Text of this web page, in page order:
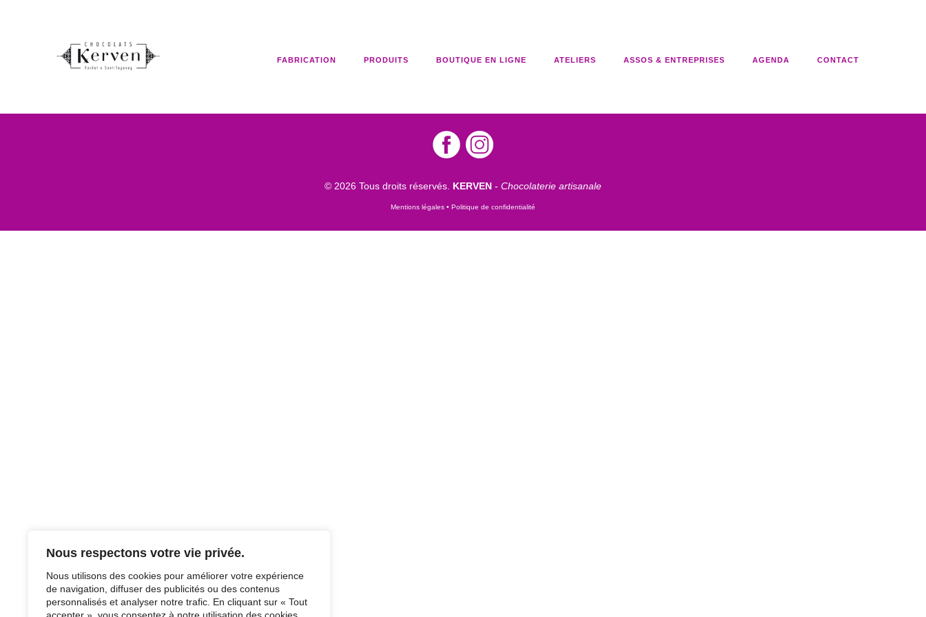
Nous respectons votre vie privée.
Nous utilisons des cookies pour améliorer votre expérience
de navigation, diffuser des publicités ou des contenus
personnalisés et analyser notre trafic. En cliquant sur « Tout
FABRICATION PRODUITS BOUTIQUE EN LIGNE ATELIERS ASSOS & ENTREPRISES AGENDA CONTACT
© 2026 Tous droits réservés. KERVEN - Chocolaterie artisanale
Mentions légales • Politique de confidentialité